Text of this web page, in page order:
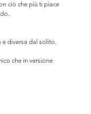
ciò che più ti piace
⠀
diversa dal solito.⠀
che in versione